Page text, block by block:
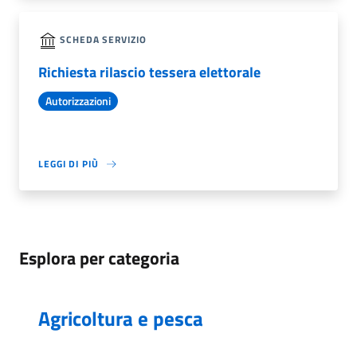
SCHEDA SERVIZIO
Richiesta rilascio tessera elettorale
Autorizzazioni
LEGGI DI PIÙ
Esplora per categoria
Agricoltura e pesca